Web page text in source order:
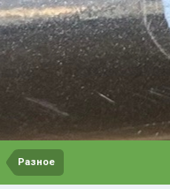
Разное